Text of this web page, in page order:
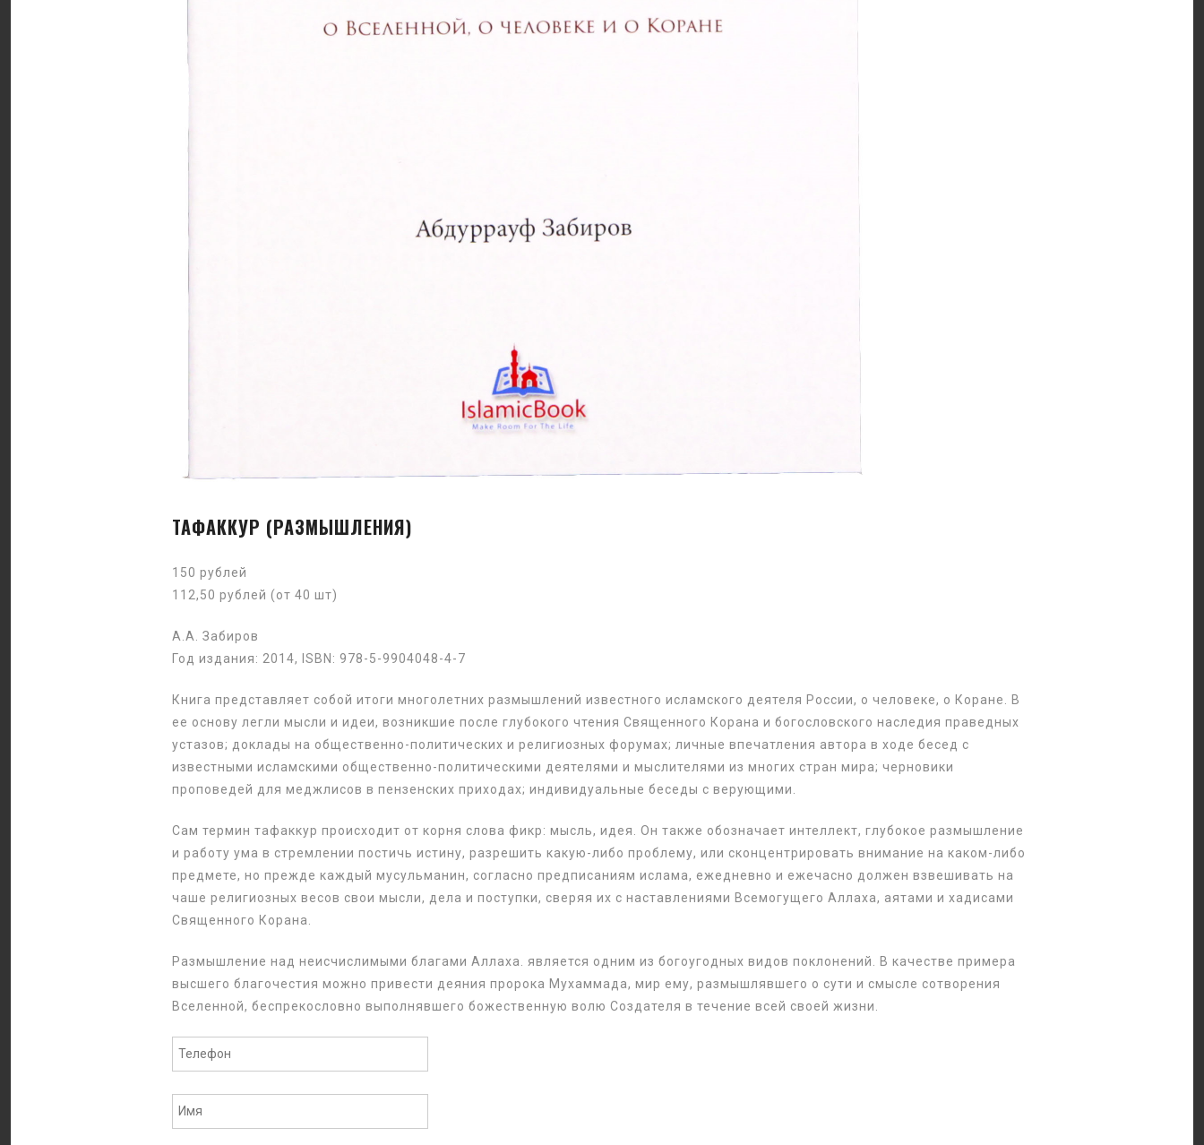
ТАФАККУР (РАЗМЫШЛЕНИЯ)
150 рублей
112,50 рублей (от 40 шт)
А.А. Забиров
Год издания: 2014, ISBN: 978-5-9904048-4-7
Книга представляет собой итоги многолетних размышлений известного исламского деятеля России, о человеке, о Коране. В
ее основу легли мысли и идеи, возникшие после глубокого чтения Священного Корана и богословского наследия праведных
устазов; доклады на общественно-политических и религиозных форумах; личные впечатления автора в ходе бесед с
известными исламскими общественно-политическими деятелями и мыслителями из многих стран мира; черновики
проповедей для меджлисов в пензенских приходах; индивидуальные беседы с верующими.
Сам термин тафаккур происходит от корня слова фикр: мысль, идея. Он также обозначает интеллект, глубокое размышление
и работу ума в стремлении постичь истину, разрешить какую-либо проблему, или сконцентрировать внимание на каком-либо
предмете, но прежде каждый мусульманин, согласно предписаниям ислама, ежедневно и ежечасно должен взвешивать на
чаше религиозных весов свои мысли, дела и поступки, сверяя их с наставлениями Всемогущего Аллаха, аятами и хадисами
Священного Корана.
Размышление над неисчислимыми благами Аллаха. является одним из богоугодных видов поклонений. В качестве примера
высшего благочестия можно привести деяния пророка Мухаммада, мир ему, размышлявшего о сути и смысле сотворения
Вселенной, беспрекословно выполнявшего божественную волю Создателя в течение всей своей жизни.